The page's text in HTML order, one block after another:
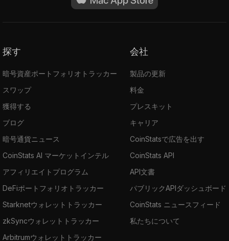
探す
暗号資産ポートフォリオトラッカー
スワップ
獲得する
ブログ
暗号通貨ニュース
CoinStats AI マーケットインテル
アフィリエイトプログラム
DeFiポートフォリオトラッカー
Starknetウォレットトラッカー
zkSyncウォレットトラッカー
Arbitrumウォレットトラッカー
会社
製品の更新
料金
プレスキット
キャリア
CoinStatsで広告を出す
CoinStats API
API文書
パブリックAPIダッシュボード
CoinStats ニュースフィード
私たちについて